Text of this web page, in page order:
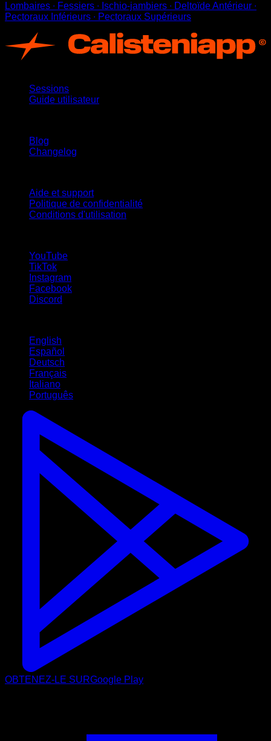
Lombaires ∙ Fessiers ∙ Ischio-jambiers ∙ Deltoïde Antérieur ∙
Pectoraux Inférieurs ∙ Pectoraux Supérieurs
Sessions
Guide utilisateur
Blog
Changelog
Aide et support
Politique de confidentialité
Conditions d'utilisation
YouTube
TikTok
Instagram
Facebook
Discord
English
Español
Deutsch
Français
Italiano
Português
OBTENEZ-LE SURGoogle Play